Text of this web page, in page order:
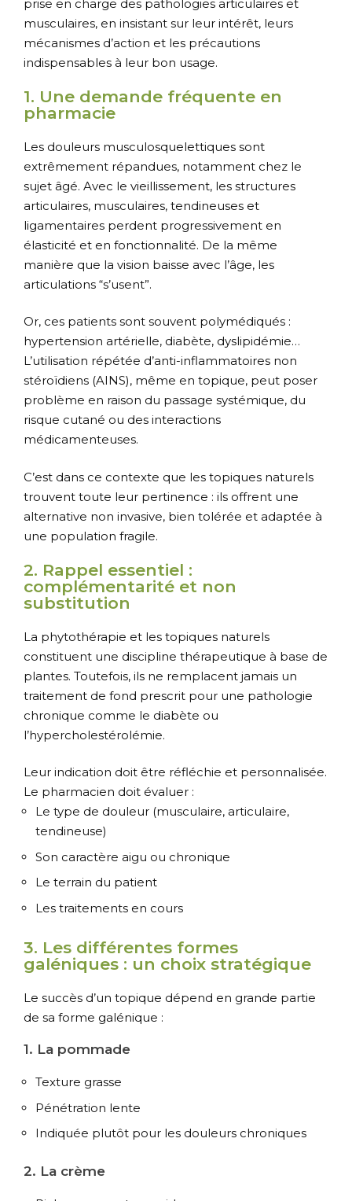
prise en charge des pathologies articulaires et
musculaires, en insistant sur leur intérêt, leurs
mécanismes d’action et les précautions
indispensables à leur bon usage.
1. Une demande fréquente en
pharmacie
Les douleurs musculosquelettiques sont
extrêmement répandues, notamment chez le
sujet âgé. Avec le vieillissement, les structures
articulaires, musculaires, tendineuses et
ligamentaires perdent progressivement en
élasticité et en fonctionnalité. De la même
manière que la vision baisse avec l’âge, les
articulations “s’usent”.
Or, ces patients sont souvent polymédiqués :
hypertension artérielle, diabète, dyslipidémie…
L’utilisation répétée d’anti-inflammatoires non
stéroïdiens (AINS), même en topique, peut poser
problème en raison du passage systémique, du
risque cutané ou des interactions
médicamenteuses.
C’est dans ce contexte que les topiques naturels
trouvent toute leur pertinence : ils offrent une
alternative non invasive, bien tolérée et adaptée à
une population fragile.
2. Rappel essentiel :
complémentarité et non
substitution
La phytothérapie et les topiques naturels
constituent une discipline thérapeutique à base de
plantes. Toutefois, ils ne remplacent jamais un
traitement de fond prescrit pour une pathologie
chronique comme le diabète ou
l’hypercholestérolémie.
Leur indication doit être réfléchie et personnalisée.
Le pharmacien doit évaluer :
Le type de douleur (musculaire, articulaire,
tendineuse)
Son caractère aigu ou chronique
Le terrain du patient
Les traitements en cours
3. Les différentes formes
galéniques : un choix stratégique
Le succès d’un topique dépend en grande partie
de sa forme galénique :
1. La pommade
Texture grasse
Pénétration lente
Indiquée plutôt pour les douleurs chroniques
2. La crème